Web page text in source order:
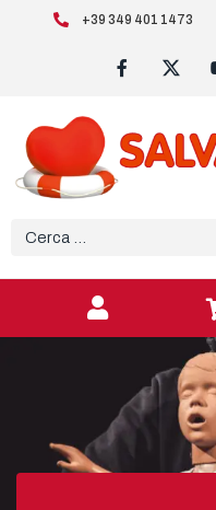
+39 349 401 1473